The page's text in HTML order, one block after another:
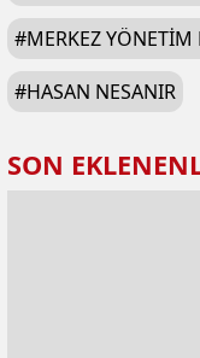
#MERKEZ
#HASAN NESANIR
SON